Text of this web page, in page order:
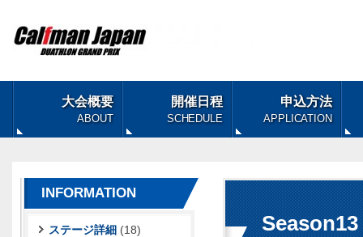
大会概要
ABOUT
開催日程
SCHEDULE
申込方法
APPLICATION
INFORMATION
ステージ詳細 (18)